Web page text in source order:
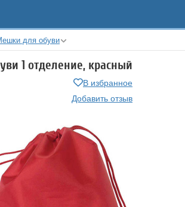
для обуви
1 отделение, красный
В избранное
Добавить отзыв